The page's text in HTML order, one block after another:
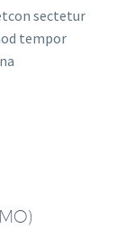
sectetur
tempor